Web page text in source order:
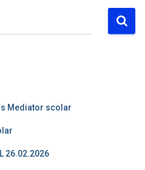
Mediator scolar
26.02.2026